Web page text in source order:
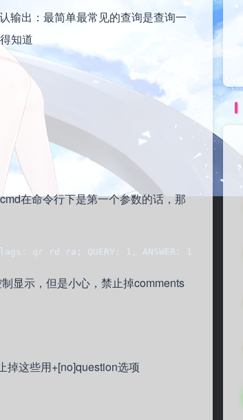
输出：最简单最常见的查询是查询一
知道
在命令行下是第一个参数的话，那
qr rd ra; QUERY: 1, ANSWER: 1,
显示，但是小心，禁止掉comments
掉这些用+[no]question选项